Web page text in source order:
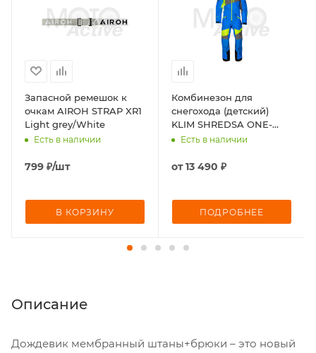
Запасной ремешок к
очкам AIROH STRAP XR1
Light grey/White
Есть в наличии
799 ₽/шт
В КОРЗИНУ
Комбинезон для
снегохода (детский)
KLIM SHREDSA ONE-
PIECE #6 blue (текстиль)
Есть в наличии
от13 490 ₽
ПОДРОБНЕЕ
Описание
Дождевик мембранный штаны+брюки – это новый